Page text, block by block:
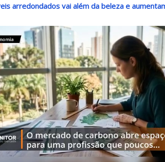
arredondados vai além da beleza e